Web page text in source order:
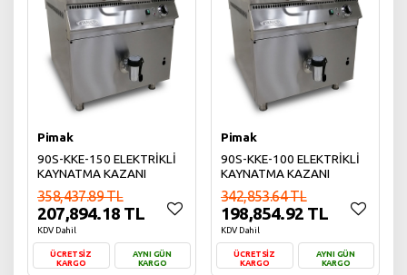
Pimak
90S-KKE-150 ELEKTRİKLİ
KAYNATMA KAZANI
358,437.89 TL
207,894.18 TL
KDV Dahil
ÜCRETSİZ
KARGO
AYNI GÜN
KARGO
Pimak
90S-KKE-100 ELEKTRİKLİ
KAYNATMA KAZANI
342,853.64 TL
198,854.92 TL
KDV Dahil
ÜCRETSİZ
KARGO
AYNI GÜN
KARGO